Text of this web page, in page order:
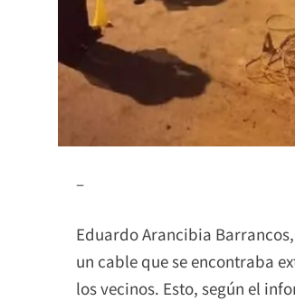
–
Eduardo Arancibia
un cable que se encontraba
los vecinos. Esto, según el